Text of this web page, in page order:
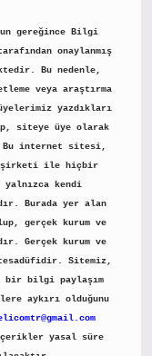
gereğince Bilgi
onaylanmış
Bu nedenle,
veya araştırma
üyelerimiz yazdıkları
siteye üye olarak
Bu internet sitesi,
şirketi ile hiçbir
yalnızca kendi
Burada yer alan
gerçek kurum ve
Gerçek kurum ve
Sitemiz,
bir bilgi paylaşım
aykırı olduğunu
yasal süre